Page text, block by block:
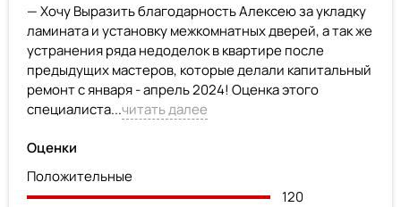
— Хочу Выразить благодарность Алексею за укладку
ламината и установку межкомнатных дверей, а так же
устранения ряда недоделок в квартире после
предыдущих мастеров, которые делали капитальный
ремонт с января - апрель 2024! Оценка этого
специалиста...читать далее
Оценки
Положительные
120